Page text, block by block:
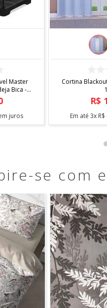
Master
Bica -
juros
Cortina
R$
Em até 3x R$
se com